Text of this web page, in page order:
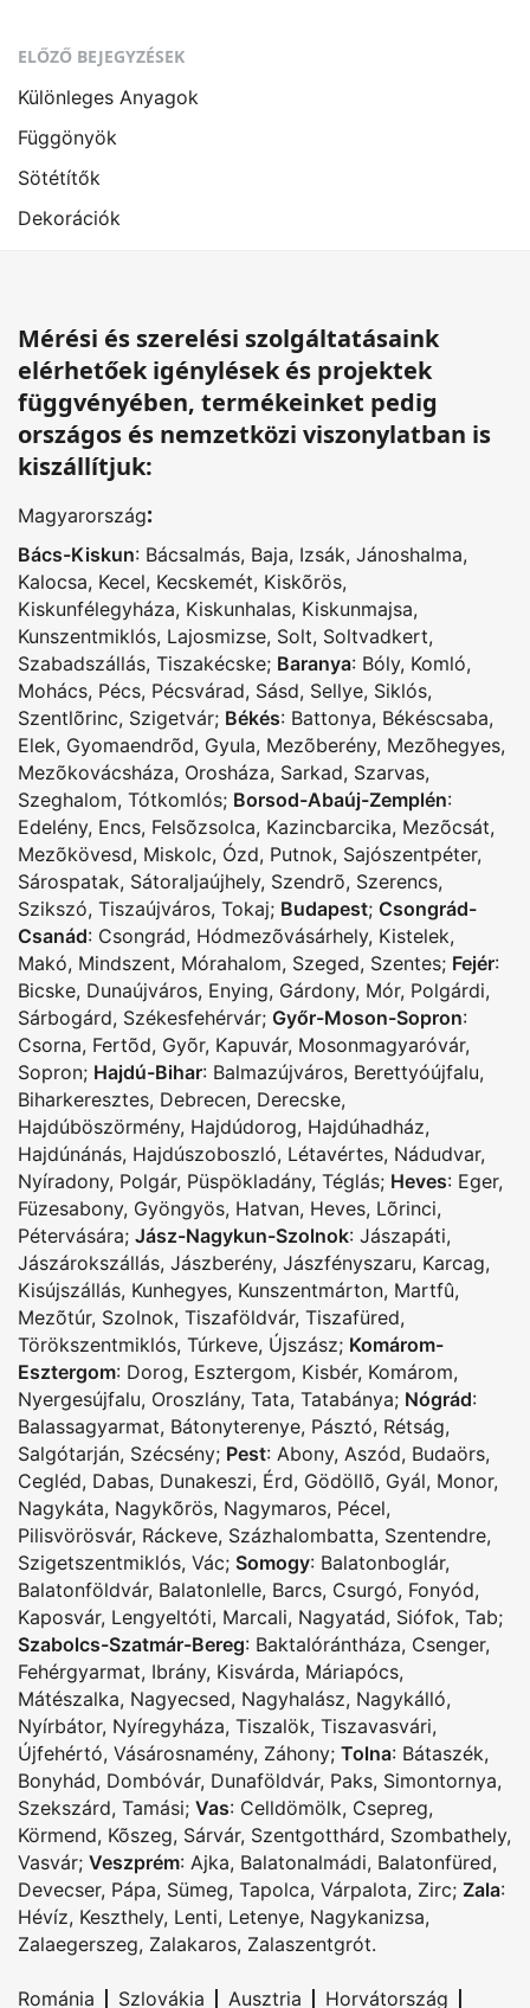
ELŐZŐ BEJEGYZÉSEK
Különleges Anyagok
Függönyök
Sötétítők
Dekorációk
Mérési és szerelési szolgáltatásaink
elérhetőek igénylések és projektek
függvényében, termékeinket pedig
országos és nemzetközi viszonylatban is
kiszállítjuk:
Magyarország:
Bács-Kiskun: Bácsalmás, Baja, Izsák, Jánoshalma,
Kalocsa, Kecel, Kecskemét, Kiskõrös,
Kiskunfélegyháza, Kiskunhalas, Kiskunmajsa,
Kunszentmiklós, Lajosmizse, Solt, Soltvadkert,
Szabadszállás, Tiszakécske; Baranya: Bóly, Komló,
Mohács, Pécs, Pécsvárad, Sásd, Sellye, Siklós,
Szentlõrinc, Szigetvár; Békés: Battonya, Békéscsaba,
Elek, Gyomaendrõd, Gyula, Mezõberény, Mezõhegyes,
Mezõkovácsháza, Orosháza, Sarkad, Szarvas,
Szeghalom, Tótkomlós; Borsod-Abaúj-Zemplén:
Edelény, Encs, Felsõzsolca, Kazincbarcika, Mezõcsát,
Mezõkövesd, Miskolc, Ózd, Putnok, Sajószentpéter,
Sárospatak, Sátoraljaújhely, Szendrõ, Szerencs,
Szikszó, Tiszaújváros, Tokaj; Budapest; Csongrád-
Csanád: Csongrád, Hódmezõvásárhely, Kistelek,
Makó, Mindszent, Mórahalom, Szeged, Szentes; Fejér:
Bicske, Dunaújváros, Enying, Gárdony, Mór, Polgárdi,
Sárbogárd, Székesfehérvár; Győr-Moson-Sopron:
Csorna, Fertõd, Gyõr, Kapuvár, Mosonmagyaróvár,
Sopron; Hajdú-Bihar: Balmazújváros, Berettyóújfalu,
Biharkeresztes, Debrecen, Derecske,
Hajdúböszörmény, Hajdúdorog, Hajdúhadház,
Hajdúnánás, Hajdúszoboszló, Létavértes, Nádudvar,
Nyíradony, Polgár, Püspökladány, Téglás; Heves: Eger,
Füzesabony, Gyöngyös, Hatvan, Heves, Lõrinci,
Pétervására; Jász-Nagykun-Szolnok: Jászapáti,
Jászárokszállás, Jászberény, Jászfényszaru, Karcag,
Kisújszállás, Kunhegyes, Kunszentmárton, Martfû,
Mezõtúr, Szolnok, Tiszaföldvár, Tiszafüred,
Törökszentmiklós, Túrkeve, Újszász; Komárom-
Esztergom: Dorog, Esztergom, Kisbér, Komárom,
Nyergesújfalu, Oroszlány, Tata, Tatabánya; Nógrád:
Balassagyarmat, Bátonyterenye, Pásztó, Rétság,
Salgótarján, Szécsény; Pest: Abony, Aszód, Budaörs,
Cegléd, Dabas, Dunakeszi, Érd, Gödöllõ, Gyál, Monor,
Nagykáta, Nagykõrös, Nagymaros, Pécel,
Pilisvörösvár, Ráckeve, Százhalombatta, Szentendre,
Szigetszentmiklós, Vác; Somogy: Balatonboglár,
Balatonföldvár, Balatonlelle, Barcs, Csurgó, Fonyód,
Kaposvár, Lengyeltóti, Marcali, Nagyatád, Siófok, Tab;
Szabolcs-Szatmár-Bereg: Baktalórántháza, Csenger,
Fehérgyarmat, Ibrány, Kisvárda, Máriapócs,
Mátészalka, Nagyecsed, Nagyhalász, Nagykálló,
Nyírbátor, Nyíregyháza, Tiszalök, Tiszavasvári,
Újfehértó, Vásárosnamény, Záhony; Tolna: Bátaszék,
Bonyhád, Dombóvár, Dunaföldvár, Paks, Simontornya,
Szekszárd, Tamási; Vas: Celldömölk, Csepreg,
Körmend, Kõszeg, Sárvár, Szentgotthárd, Szombathely,
Vasvár; Veszprém: Ajka, Balatonalmádi, Balatonfüred,
Devecser, Pápa, Sümeg, Tapolca, Várpalota, Zirc; Zala:
Hévíz, Keszthely, Lenti, Letenye, Nagykanizsa,
Zalaegerszeg, Zalakaros, Zalaszentgrót.
Románia | Szlovákia | Ausztria | Horvátország |